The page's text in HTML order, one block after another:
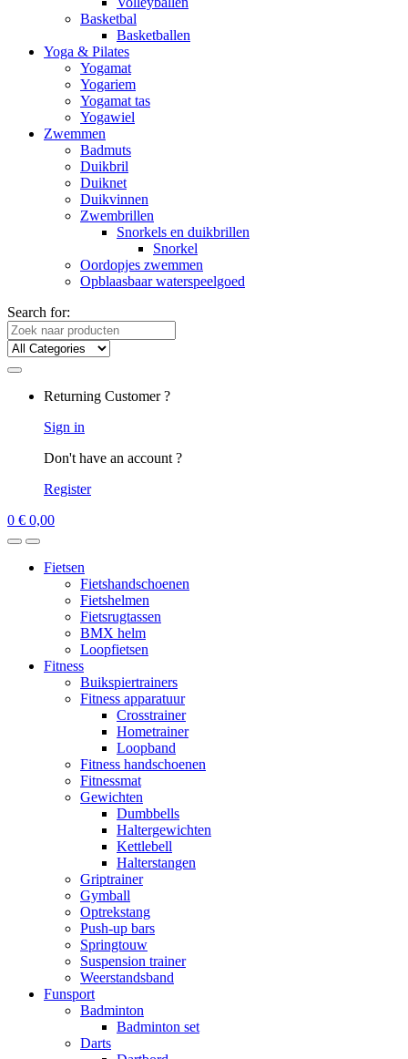
Basketbal
Basketballen
Yoga & Pilates
Yogamat
Yogariem
Yogamat tas
Yogawiel
Zwemmen
Badmuts
Duikbril
Duiknet
Duikvinnen
Zwembrillen
Snorkels en duikbrillen
Snorkel
Oordopjes zwemmen
Opblaasbaar waterspeelgoed
Search for:
Returning Customer ?
Sign in
Don't have an account ?
Register
0 € 0,00
Fietsen
Fietshandschoenen
Fietshelmen
Fietsrugtassen
BMX helm
Loopfietsen
Fitness
Buikspiertrainers
Fitness apparatuur
Crosstrainer
Hometrainer
Loopband
Fitness handschoenen
Fitnessmat
Gewichten
Dumbbells
Haltergewichten
Kettlebell
Halterstangen
Griptrainer
Gymball
Optrekstang
Push-up bars
Springtouw
Suspension trainer
Weerstandsband
Funsport
Badminton
Badminton set
Darts